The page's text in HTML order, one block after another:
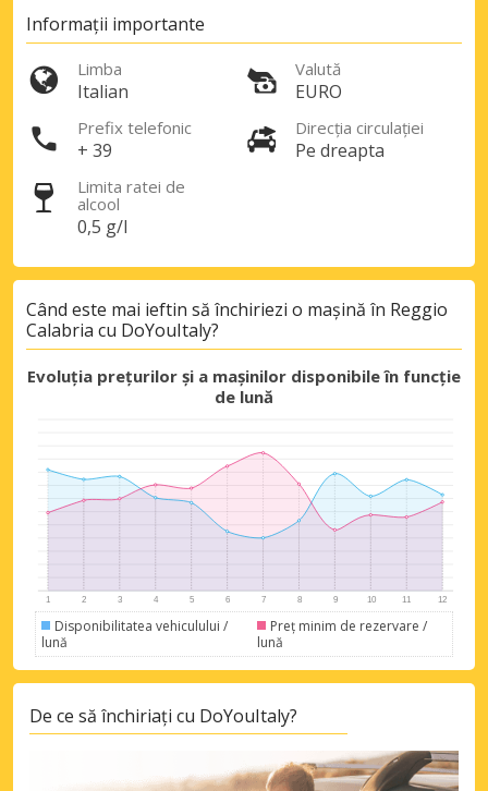
Informații importante
Limba
Italian
Valută
EURO
Prefix telefonic
+ 39
Direcția circulației
Pe dreapta
Limita ratei de
alcool
0,5 g/l
Când este mai ieftin să închiriezi o mașină în Reggio
Calabria cu DoYouItaly?
Evoluția prețurilor și a mașinilor disponibile în funcție
de lună
Disponibilitatea vehiculului /
lună
Preț minim de rezervare /
lună
De ce să închiriați cu DoYouItaly?